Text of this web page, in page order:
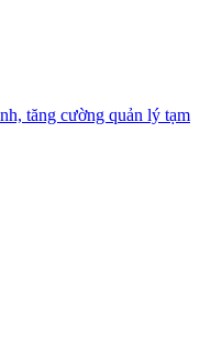
tăng cường quản lý tạm